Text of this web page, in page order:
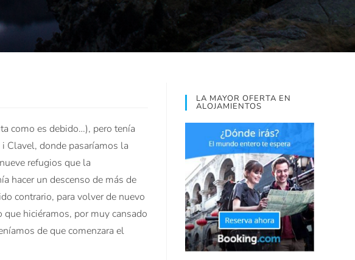
como es debido…), pero tenía
Clavel, donde pasaríamos la
refugios que la
hacer un descenso de más de
contrario, para volver de nuevo
hiciéramos, por muy cansado
de que comenzara el
LA MAYOR OFERTA EN
ALOJAMIENTOS